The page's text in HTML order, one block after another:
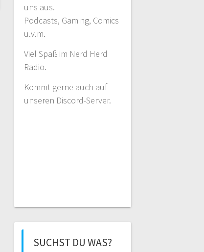
uns aus.
Podcasts, Gaming, Comics
u.v.m.
Viel Spaß im Nerd Herd
Radio.
Kommt gerne auch auf
unseren Discord-Server.
SUCHST DU WAS?